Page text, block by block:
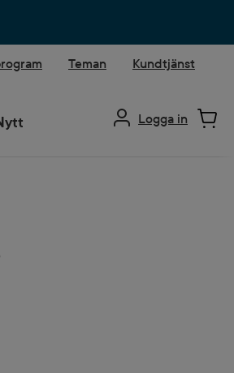
Teman Kundtjänst
Logga in